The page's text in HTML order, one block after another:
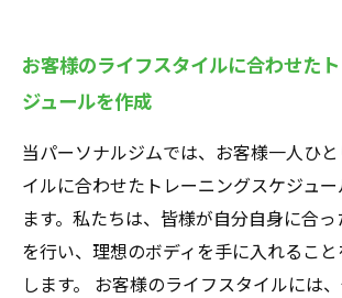
お客様のライフスタイルに合わせた
ジュールを作成
当パーソナルジムでは、お客様一人ひ
イルに合わせたトレーニングスケジュ
ます。私たちは、皆様が自分自身に合
を行い、理想のボディを手に入れるこ
します。 お客様のライフスタイルには